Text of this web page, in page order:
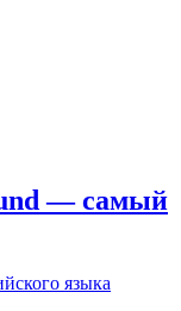
— самый
языка